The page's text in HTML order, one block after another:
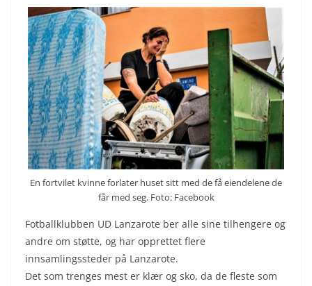
En fortvilet kvinne forlater huset sitt med de få eiendelene de
får med seg. Foto: Facebook
Fotballklubben UD Lanzarote ber alle sine tilhengere og
andre om støtte, og har opprettet flere
innsamlingssteder på Lanzarote.
Det som trenges mest er klær og sko, da de fleste som